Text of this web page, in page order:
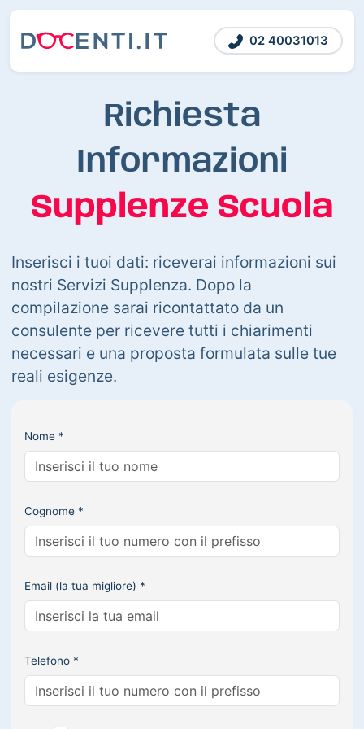
02 40031013
Richiesta
Informazioni
Supplenze Scuola
Inserisci i tuoi dati: riceverai informazioni sui
nostri Servizi Supplenza. Dopo la
compilazione sarai ricontattato da un
consulente per ricevere tutti i chiarimenti
necessari e una proposta formulata sulle tue
reali esigenze.
Nome *
Cognome *
Email (la tua migliore) *
Telefono *